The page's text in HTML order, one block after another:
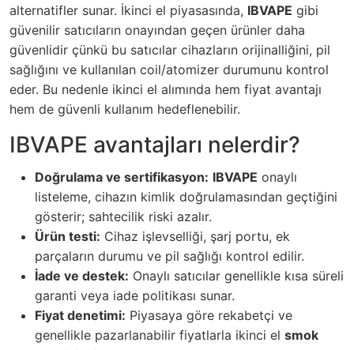
alternatifler sunar. İkinci el piyasasında, IBVAPE gibi
güvenilir satıcıların onayından geçen ürünler daha
güvenlidir çünkü bu satıcılar cihazların orijinalliğini, pil
sağlığını ve kullanılan coil/atomizer durumunu kontrol
eder. Bu nedenle ikinci el alımında hem fiyat avantajı
hem de güvenli kullanım hedeflenebilir.
IBVAPE avantajları nelerdir?
Doğrulama ve sertifikasyon: IBVAPE onaylı
listeleme, cihazın kimlik doğrulamasından geçtiğini
gösterir; sahtecilik riski azalır.
Ürün testi: Cihaz işlevselliği, şarj portu, ek
parçaların durumu ve pil sağlığı kontrol edilir.
İade ve destek: Onaylı satıcılar genellikle kısa süreli
garanti veya iade politikası sunar.
Fiyat denetimi: Piyasaya göre rekabetçi ve
genellikle pazarlanabilir fiyatlarla ikinci el smok